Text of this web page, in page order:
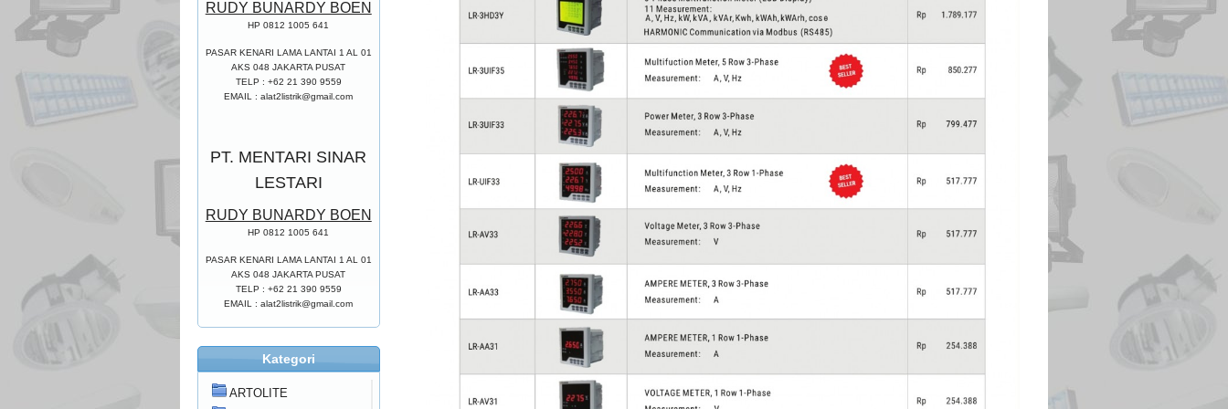
RUDY BUNARDY BOEN
HP 0812 1005 641
PASAR KENARI LAMA LANTAI 1 AL 01
AKS 048 JAKARTA PUSAT
TELP : +62 21 390 9559
EMAIL :alat2listrik@gmail.com
PT. MENTARI SINAR
LESTARI
RUDY BUNARDY BOEN
HP 0812 1005 641
PASAR KENARI LAMA LANTAI 1 AL 01
AKS 048 JAKARTA PUSAT
TELP : +62 21 390 9559
EMAIL :alat2listrik@gmail.com
Kategori
ARTOLITE